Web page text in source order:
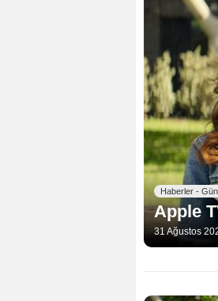
Haberler -
Apple
31 Ağustos